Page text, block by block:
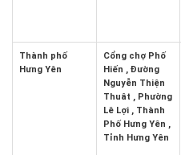
Thành phố
Hưng Yên
Cổng chợ Phố
Hiến , Đường
Nguyễn Thiện
Thuât , Phường
Lê Lợi , Thành
Phố Hưng Yên ,
Tỉnh Hưng Yên